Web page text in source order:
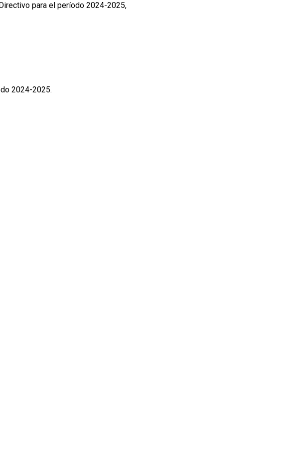
para el período 2024-2025,
2024-2025.